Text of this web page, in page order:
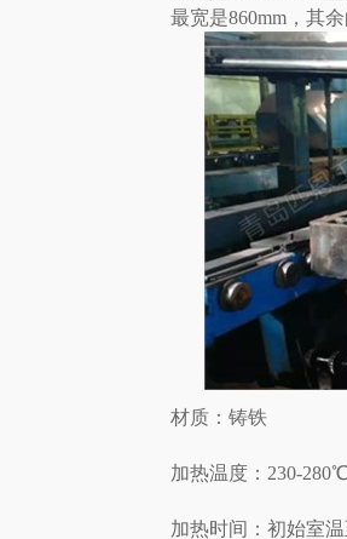
最宽是860mm，其
材质：铸铁
加热温度：230-280℃
加热时间：初始室